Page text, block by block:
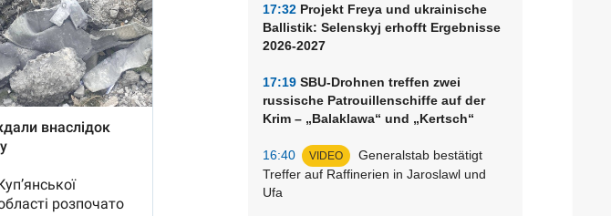
17:32 Projekt Freya und ukrainische
Ballistik: Selenskyj erhofft Ergebnisse
2026-2027
17:19 SBU-Drohnen treffen zwei
russische Patrouillenschiffe auf der
Krim – „Balaklawa“ und „Kertsch“
16:40 VIDEO
Generalstab bestätigt
Treffer auf Raffinerien in Jaroslawl und
Ufa